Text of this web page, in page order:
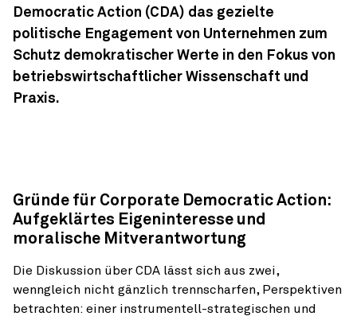
Democratic Action (CDA) das gezielte
politische Engagement von Unternehmen zum
Schutz demokratischer Werte in den Fokus von
betriebswirtschaftlicher Wissenschaft und
Praxis.
Gründe für Corporate Democratic Action:
Aufgeklärtes Eigeninteresse und
moralische Mitverantwortung
Die Diskussion über CDA lässt sich aus zwei,
wenngleich nicht gänzlich trennscharfen, Perspektiven
betrachten: einer instrumentell-strategischen und